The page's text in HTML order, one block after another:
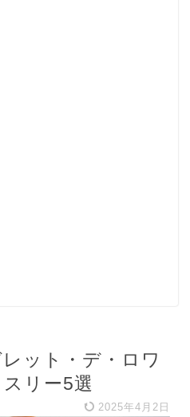
ット・デ・ロワ
リー5選
2025年4月2日